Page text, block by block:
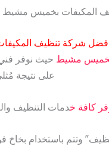
المكيفات بخميس مشيط
شركة تنظيف
مشيط حيث نوفر
على نتيجة
كافة خدمات التنظيف
وتتم باستخدام بخاخ